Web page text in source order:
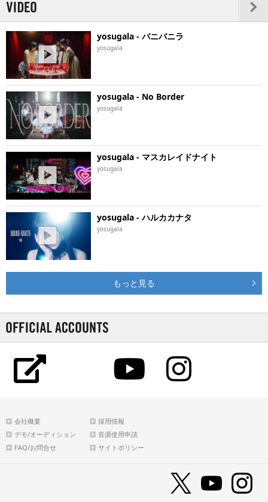
yosugala - バニバニラ
yosugala
yosugala - No Border
yosugala
yosugala - マスカレイドナイト
yosugala
yosugala - ハルカカナタ
yosugala
もっと見る
会社概要
採用情報
デモ/オーディション
音源使用申請
FAQ/お問合せ
サイトポリシー